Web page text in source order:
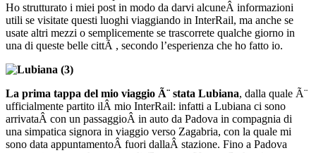
Ho strutturato i miei post in modo da darvi alcuneÂ informazioni
utili se visitate questi luoghi viaggiando in InterRail, ma anche se
usate altri mezzi o semplicemente se trascorrete qualche giorno in
una di queste belle cittÃ , secondo l’esperienza che ho fatto io.
La prima tappa del mio viaggio Ã¨ stata Lubiana, dalla quale Ã¨
ufficialmente partito ilÂ mio InterRail: infatti a Lubiana ci sono
arrivataÂ con un passaggioÂ in auto da Padova in compagnia di
una simpatica signora in viaggio verso Zagabria, con la quale mi
sono data appuntamentoÂ fuori dallaÂ stazione. Fino a Padova